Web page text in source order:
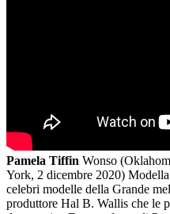
Pamela Tiffin Wonso
York, 2 dicembre 2020)
celebri modelle della Grande
produttore Hal B. Wallis che le